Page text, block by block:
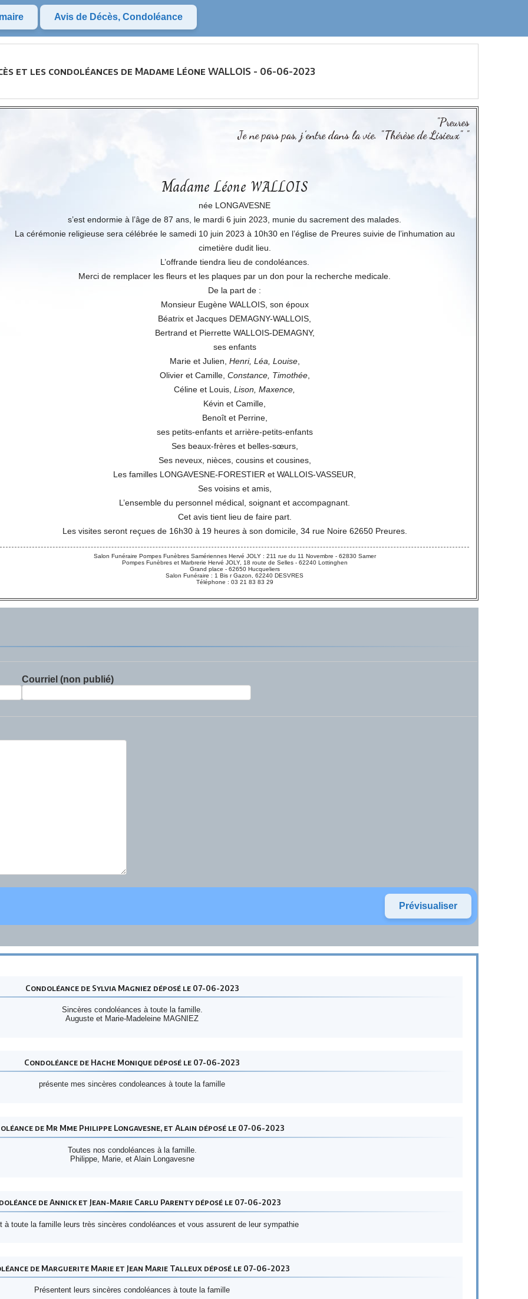
Avis de Décès, Condoléance
et les condoléances de Madame Léone WALLOIS - 06-06-2023
"Preures
Je ne pars pas, j’entre dans la vie. "Thérèse de Lisieux" "
Madame Léone WALLOIS
née LONGAVESNE
s’est endormie à l’âge de 87 ans, le mardi 6 juin 2023, munie du sacrement des malades.
La cérémonie religieuse sera célébrée le samedi 10 juin 2023 à 10h30 en l’église de Preures suivie de l’inhumation au
cimetière dudit lieu.
L’offrande tiendra lieu de condoléances.
Merci de remplacer les fleurs et les plaques par un don pour la recherche medicale.
De la part de :
Monsieur Eugène WALLOIS, son époux
Béatrix et Jacques DEMAGNY-WALLOIS,
Bertrand et Pierrette WALLOIS-DEMAGNY,
ses enfants
Marie et Julien, Henri, Léa, Louise,
Olivier et Camille, Constance, Timothée,
Céline et Louis, Lison, Maxence,
Kévin et Camille,
Benoît et Perrine,
ses petits-enfants et arrière-petits-enfants
Ses beaux-frères et belles-sœurs,
Ses neveux, nièces, cousins et cousines,
Les familles LONGAVESNE-FORESTIER et WALLOIS-VASSEUR,
Ses voisins et amis,
L’ensemble du personnel médical, soignant et accompagnant.
Cet avis tient lieu de faire part.
Les visites seront reçues de 16h30 à 19 heures à son domicile, 34 rue Noire 62650 Preures.
Salon Funéraire Pompes Funèbres Samériennes Hervé JOLY : 211 rue du 11 Novembre - 62830 Samer
Pompes Funèbres et Marbrerie Hervé JOLY, 18 route de Selles - 62240 Lottinghen
Grand place - 62650 Hucqueliers
Salon Funéraire : 1 Bis r Gazon, 62240 DESVRES
Téléphone : 03 21 83 83 29
Courriel (non publié)
Condoléance de Sylvia Magniez déposé le 07-06-2023
Sincères condoléances à toute la famille.
Auguste et Marie-Madeleine MAGNIEZ
Condoléance de Hache Monique déposé le 07-06-2023
présente mes sincères condoleances à toute la famille
de Mr Mme Philippe Longavesne, et Alain déposé le 07-06-2023
Toutes nos condoléances à la famille.
Philippe, Marie, et Alain Longavesne
de Annick et Jean-Marie Carlu Parenty déposé le 07-06-2023
à toute la famille leurs très sincères condoléances et vous assurent de leur sympathie
de Marguerite Marie et Jean Marie Talleux déposé le 07-06-2023
Présentent leurs sincères condoléances à toute la famille